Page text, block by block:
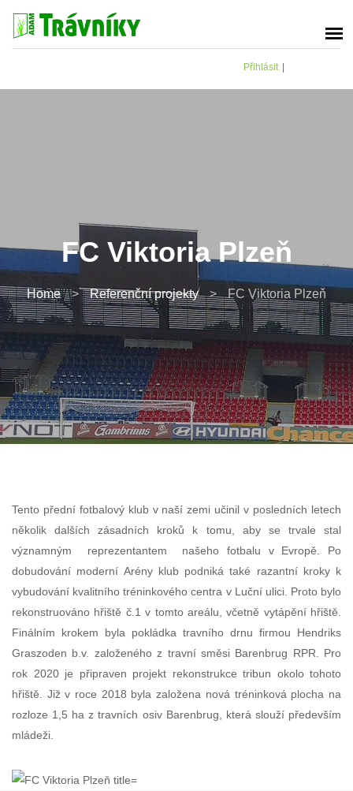
Přihlásit |
FC Viktoria Plzeň
Home > Referenční projekty > FC Viktoria Plzeň
Tento přední fotbalový klub v naší zemi učinil v posledních letech
několik dalších zásadních kroků k tomu, aby se trvale stal
významným reprezentantem našeho fotbalu v Evropě. Po
dobudování moderní Arény klub podniká také razantní kroky k
vybudování kvalitního tréninkového centra v Luční ulici. Proto bylo
rekonstruováno hřiště č.1 v tomto areálu, včetně vytápění hřiště.
Finálním krokem byla pokládka travního drnu firmou Hendriks
Graszoden b.v. založeného z travní směsi Barenbrug RPR. Pro
rok 2020 je připraven projekt rekonstrukce tribun okolo tohoto
hřiště. Již v roce 2018 byla založena nová tréninková plocha na
rozloze 1,5 ha z travních osiv Barenbrug, která slouží především
mládeži.